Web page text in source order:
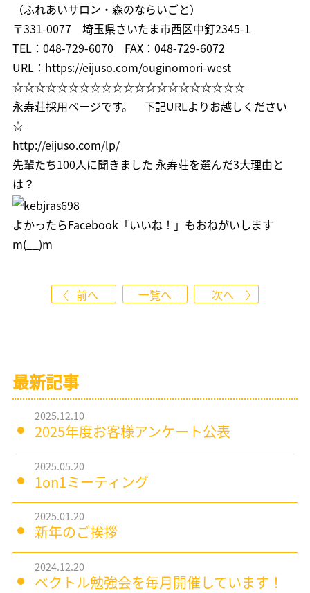
（ふれあいサロン・森のならいごと）
〒331-0077 埼玉県さいたま市西区中釘2345-1
TEL：048-729-6070 FAX：048-729-6072
URL： https://eijuso.com/ouginomori-west
☆☆☆☆☆☆☆☆☆☆☆☆☆☆☆☆☆☆☆☆☆
永寿荘採用ページです。 下記URLよりお越しください
☆
http://eijuso.com/lp/
先輩たち100人に聞きました 永寿荘を選んだ3大理由と
は？
よかったらFacebook「いいね！」 もおねがいします
m(__)m
前へ 一覧へ 次へ
最新記事
2025.12.10
2025年度お客様アンケート公表
2025.05.20
1on1ミーティング
2025.01.20
新年のご挨拶
2024.12.20
ベクトル勉強会を毎月開催しています！